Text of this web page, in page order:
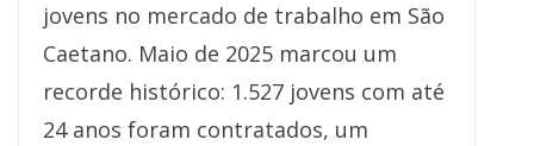
jovens no mercado de trabalho em São
Caetano. Maio de 2025 marcou um
recorde histórico: 1.527 jovens com até
24 anos foram contratados, um